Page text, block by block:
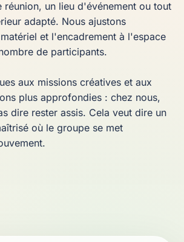
réunion, un lieu d'événement ou tout
adapté. Nous ajustons
et l'encadrement à l'espace
de participants.
aux missions créatives et aux
plus approfondies : chez nous,
dire rester assis. Cela veut dire un
où le groupe se met